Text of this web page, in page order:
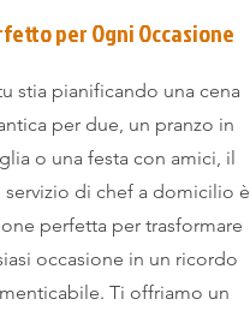
per Ogni Occasione
stia pianificando una cena
per due, un pranzo in
o una festa con amici, il
servizio di chef a domicilio è
perfetta per trasformare
occasione in un ricordo
Ti offriamo un